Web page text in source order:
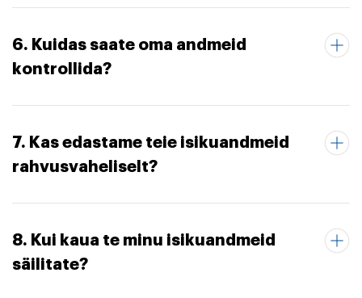
6. Kuidas saate oma andmeid
kontrollida?
7. Kas edastame teie isikuandmeid
rahvusvaheliselt?
8. Kui kaua te minu isikuandmeid
säilitate?